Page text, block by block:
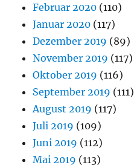
Februar 2020 (110)
Januar 2020 (117)
Dezember 2019 (89)
November 2019 (117)
Oktober 2019 (116)
September 2019 (111)
August 2019 (117)
Juli 2019 (109)
Juni 2019 (112)
Mai 2019 (113)